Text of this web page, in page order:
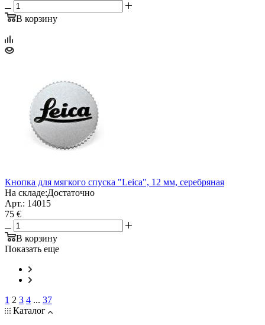
В корзину
Кнопка для мягкого спуска "Leica", 12 мм, cеребряная
На складе:Достаточно
Арт.: 14015
75 €
В корзину
Показать еще
1 2 3 4 ... 37
Каталог